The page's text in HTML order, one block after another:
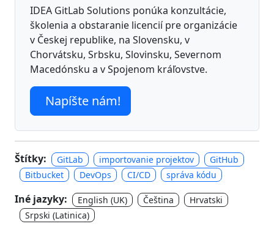
IDEA GitLab Solutions ponúka konzultácie,
školenia a obstaranie licencií pre organizácie
v Českej republike, na Slovensku, v
Chorvátsku, Srbsku, Slovinsku, Severnom
Macedónsku a v Spojenom kráľovstve.
Napíšte nám!
Štítky: GitLab importovanie projektov
GitHub
Bitbucket
DevOps CI/CD správa kódu
Iné jazyky: English (UK) Čeština
Hrvatski
Srpski (Latinica)